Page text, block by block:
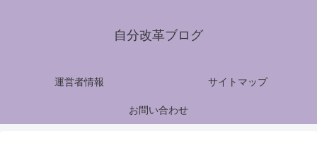
自分改革ブログ
運営者情報 サイトマップ
お問い合わせ